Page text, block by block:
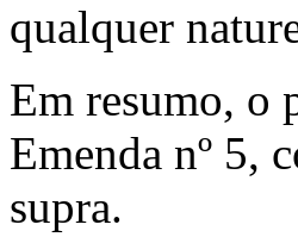
qualquer
Em resumo, o
Emenda nº 5,
supra.